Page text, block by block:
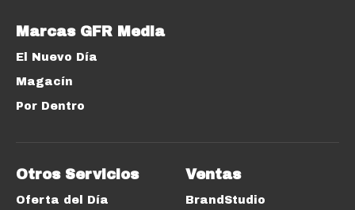
Marcas GFR Media
El Nuevo Día
Magacín
Por Dentro
Otros Servicios
Oferta del Día
Ventas
BrandStudio